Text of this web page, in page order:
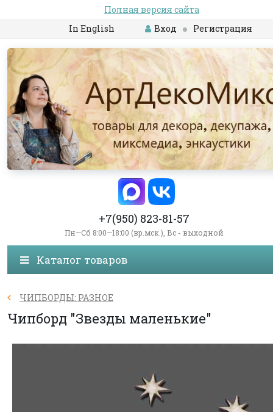
Полная версия сайта
In English
Вход Регистрация
+7(950) 823-81-57
Пн—Сб 8:00—18:00 (вр.мск.), Вс - выходной
Каталог товаров
ЧИПБОРДЫ: РАЗНОЕ
Чипборд "Звезды маленькие"